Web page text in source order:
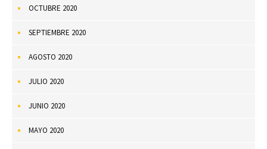
OCTUBRE 2020
SEPTIEMBRE 2020
AGOSTO 2020
JULIO 2020
JUNIO 2020
MAYO 2020